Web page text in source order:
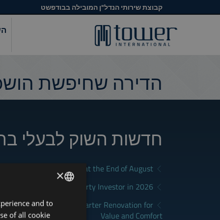
קבוצת שירותי הנדל"ן המובילה בבודפשט
הדירה שחיפשת
חדשות השוק לבעלי
Rental in Budapest at the End of August
District Fits Which Property Investor in 2026?
How to Plan a Smarter Renovation for
Value and Comfort
ENGLISH
HUNGARIAN
×
and to
of all cookie